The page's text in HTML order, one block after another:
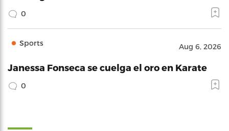
0
Sports Aug 6, 2026
Janessa Fonseca se cuelga el oro en Karate
0